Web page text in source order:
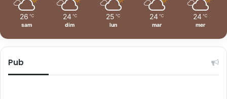
26 ℃
sam
24 ℃
dim
25 ℃
lun
24 ℃
mar
24 ℃
mer
Pub